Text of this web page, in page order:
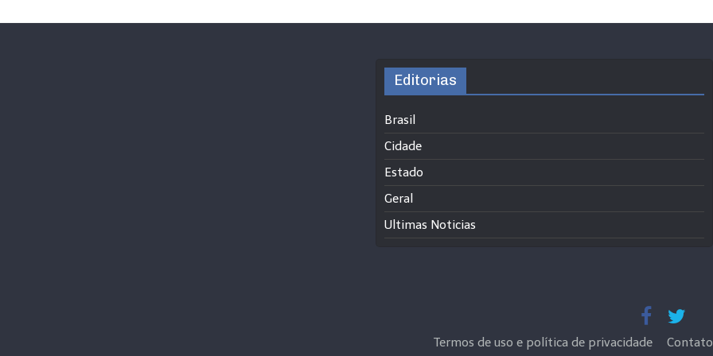
Editorias
Brasil
Cidade
Estado
Geral
Ultimas Noticias
Termos de uso e política de privacidade Contato